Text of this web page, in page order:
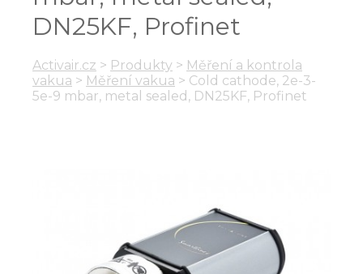
DN25KF, Profinet
Activair.cz > Produkty > Měření a kontrola
vakua > Měření vakua > Cold cathode, 2e-3-
5e-9 mbar, metal sealed, DN25KF, Profinet